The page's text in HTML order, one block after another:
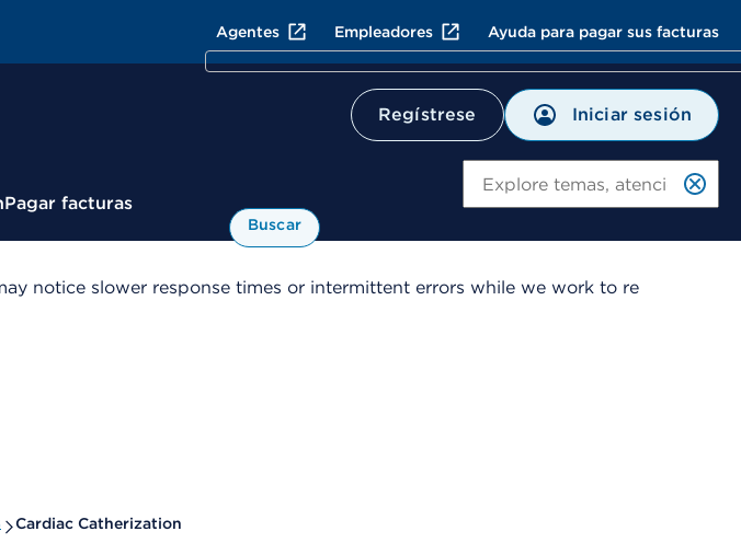
Agentes Empleadores Ayuda para pagar sus facturas
Regístrese Iniciar sesión
Pagar facturas
Buscar
notice slower response times or intermittent errors while we work to re
Cardiac Catherization